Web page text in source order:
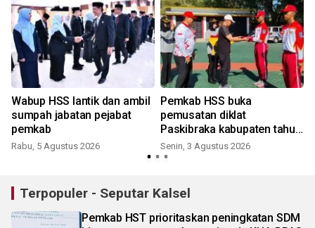
Wabup HSS lantik dan ambil
sumpah jabatan pejabat
pemkab
Rabu, 5 Agustus 2026
Pemkab HSS buka
pemusatan diklat
Paskibraka kabupaten tahun
2026
Senin, 3 Agustus 2026
Terpopuler - Seputar Kalsel
Pemkab HST prioritaskan peningkatan SDM